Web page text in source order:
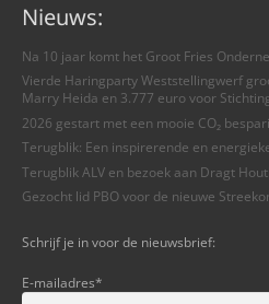
Nieuws:
Na 10 jaar komt het Groot Fries
Vierde Haringparty Weststellingwerf
Marry Heida en 3.777 euro voor
2026 gestart met een mooie CO₂
Terugblik: Een inspirerende en energieke
Terugblik ALV en bezoek aan Dragt
Gezocht lid PBO voor de nieuwe
Schrijf je in voor de nieuwsbrief:
E-mailadres*